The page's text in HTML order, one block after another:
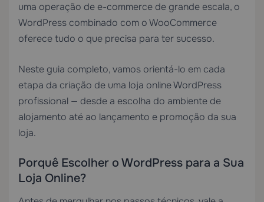
uma operação de e-commerce de grande escala, o
WordPress combinado com o WooCommerce
oferece tudo o que precisa para ter sucesso.
Neste guia completo, vamos orientá-lo em cada
etapa da criação de uma loja online WordPress
profissional — desde a escolha do ambiente de
alojamento até ao lançamento e promoção da sua
loja.
Porquê Escolher o WordPress para a Sua
Loja Online?